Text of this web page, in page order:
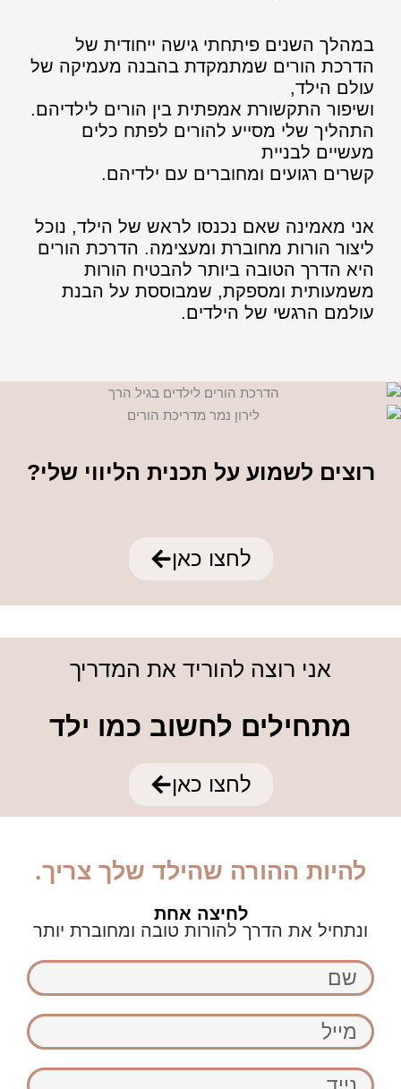
במהלך השנים פיתחתי גישה ייחודית של
הדרכת הורים שמתמקדת בהבנה מעמיקה של
עולם הילד,
ושיפור התקשורת אמפתית בין הורים לילדיהם.
התהליך שלי מסייע להורים לפתח כלים
מעשיים לבניית
קשרים רגועים ומחוברים עם ילדיהם.
אני מאמינה שאם נכנסו לראש של הילד, נוכל
ליצור הורות מחוברת ומעצימה. הדרכת הורים
היא הדרך הטובה ביותר להבטיח הורות
משמעותית ומספקת, שמבוססת על הבנת
עולמם הרגשי של הילדים.
רוצים לשמוע על תכנית הליווי שלי?
לחצו כאן
אני רוצה להוריד את המדריך
מתחילים לחשוב כמו ילד
לחצו כאן
להיות ההורה שהילד שלך צריך.
לחיצה אחת
ונתחיל את הדרך להורות טובה ומחוברת יותר
שם
מייל
נייד